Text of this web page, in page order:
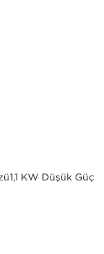
KW Düşük Güç